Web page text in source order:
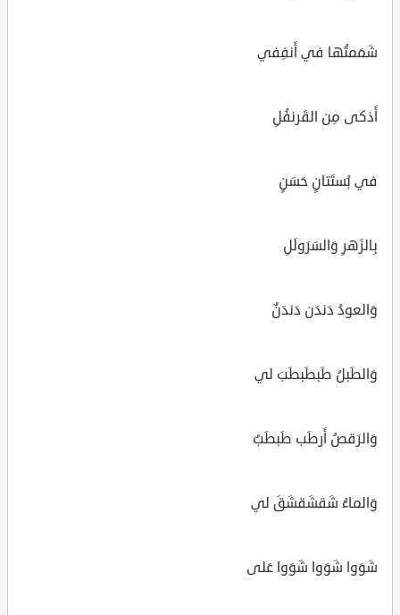
شَمَمتُها في أَنفِفي
أَذكى مِن القَرنفُلِ
في بُستَتانٍ حَسَنٍ
بِالزَهرِ وَالسَرَولَلِ
وَالعودُ دَندَن دَندَنٌ
وَالطَبلُ طَبطَبطَبَ لي
وَالرَقصُ أَرطَب طَبطَبٌ
وَالماءُ شَقشَقشَقَ لي
شَوَوا شَوَوا شَوَوا عَلى